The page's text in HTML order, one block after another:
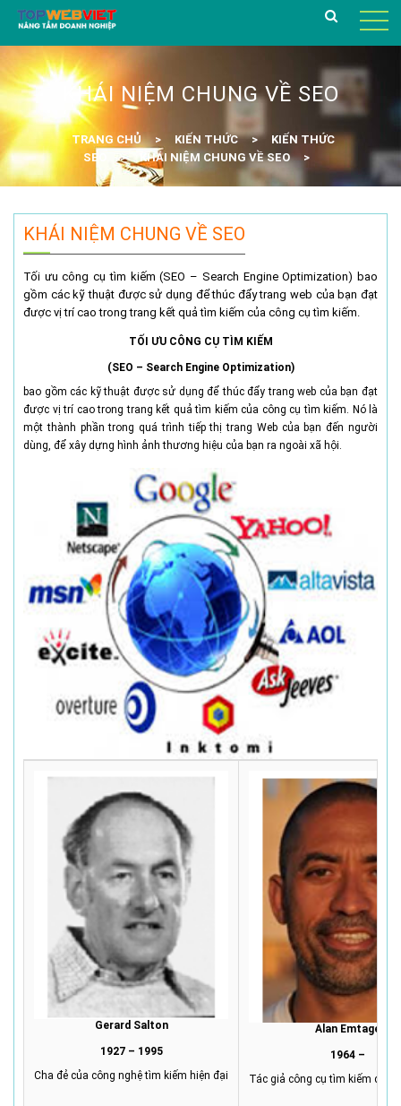
KHÁI NIỆM CHUNG VỀ SEO
TRANG CHỦ KIẾN THỨC
KIẾN THỨC
SEO
KHÁI NIỆM CHUNG VỀ SEO
KHÁI NIỆM CHUNG VỀ SEO
Tối ưu công cụ tìm kiếm (SEO – Search Engine Optimization) bao
gồm các kỹ thuật được sử dụng để thúc đẩy trang web của bạn đạt
được vị trí cao trong trang kết quả tìm kiếm của công cụ tìm kiếm.
TỐI ƯU CÔNG CỤ TÌM KIẾM
(SEO – Search Engine Optimization)
bao gồm các kỹ thuật được sử dụng để thúc đẩy trang web của bạn đạt
được vị trí cao trong trang kết quả tìm kiếm của công cụ tìm kiếm. Nó là
một thành phần trong quá trình tiếp thị trang Web của bạn đến người
dùng, để xây dựng hình ảnh thương hiệu của bạn ra ngoài xã hội.
Gerard Salton
1927 – 1995
Cha đẻ của công nghệ tìm kiếm hiện đại
Alan Emtage
1964 –
Tác giả công cụ tìm kiếm đầu